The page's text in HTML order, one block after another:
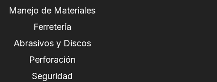
Manejo de Materiales
Ferretería
Abrasivos y Discos
Perforación
Seguridad